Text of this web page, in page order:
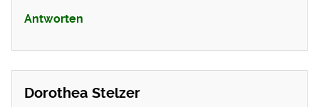
Antworten
Dorothea Stelzer